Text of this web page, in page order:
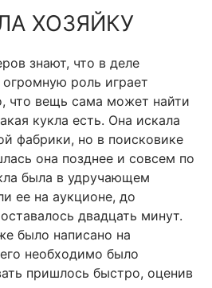
ХОЗЯЙКУ
знают, что в деле
роль играет
что вещь сама может найти
кукла есть. Она искала
фабрики, но в поисковике
она позднее и совсем по
была в удручающем
ее на аукционе, до
двадцать минут.
было написано на
необходимо было
пришлось быстро, оценив